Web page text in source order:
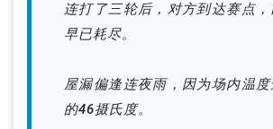
连打了三轮后，对方到达赛点
早已耗尽。
屋漏偏逢连夜雨，因为场内温度
的46摄氏度。